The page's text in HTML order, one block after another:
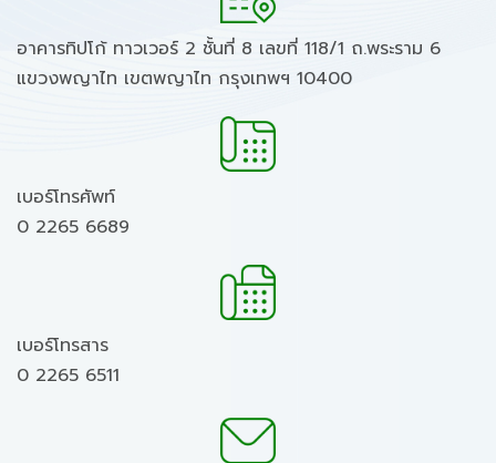
อาคารทิปโก้ ทาวเวอร์ 2 ชั้นที่ 8 เลขที่ 118/1 ถ.พระราม 6
แขวงพญาไท เขตพญาไท กรุงเทพฯ 10400
เบอร์โทรศัพท์
0 2265 6689
เบอร์โทรสาร
0 2265 6511